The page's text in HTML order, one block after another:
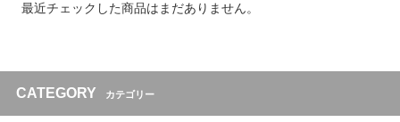
最近チェックした商品はまだありません。
CATEGORY カテゴリー